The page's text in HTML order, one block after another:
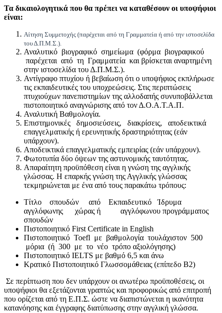
Τα δικαιολογητικά που θα πρέπει να καταθέσουν οι υποψήφιοι
είναι:
Αίτηση Συμμετοχής (παρέχεται από τη Γραμματεία ή από την ιστοσελίδα
του Δ.Π.Μ.Σ.).
Αναλυτικό βιογραφικό σημείωμα (φόρμα βιογραφικού
παρέχεται από τη Γραμματεία και βρίσκεται αναρτημένη
στην ιστοσελίδα του Δ.Π.Μ.Σ.).
Αντίγραφο πτυχίου ή βεβαίωση ότι ο υποψήφιος εκπλήρωσε
τις εκπαιδευτικές του υποχρεώσεις. Στις περιπτώσεις
πτυχιούχων πανεπιστημίων της αλλοδαπής συνυποβάλλεται
πιστοποιητικό αναγνώρισης από τον Δ.Ο.Α.Τ.Α.Π.
Αναλυτική Βαθμολογία.
Επιστημονικές δημοσιεύσεις, διακρίσεις, αποδεικτικά
επαγγελματικής ή ερευνητικής δραστηριότητας (εάν
υπάρχουν).
Αποδεικτικά επαγγελματικής εμπειρίας (εάν υπάρχουν).
Φωτοτυπία δύο όψεων της αστυνομικής ταυτότητας.
Απαραίτητη προϋπόθεση είναι η γνώση της αγγλικής
γλώσσας. H επαρκής γνώση της Αγγλικής γλώσσας
τεκμηριώνεται με ένα από τους παρακάτω τρόπους:
Τίτλο σπουδών από Εκπαιδευτικό Ίδρυμα
αγγλόφωνης χώρας ή αγγλόφωνου προγράμματος
σπουδών
Πιστοποιητικό First Certificate in English
Πιστοποιητικό Toefl με βαθμολογία τουλάχιστον 500
μόρια (ή 300 με το νέο τρόπο αξιολόγησης)
Πιστοποιητικό IELTS με βαθμό 6,5 και άνω
Κρατικό Πιστοποιητικό Γλωσσομάθειας (επίπεδο Β2)
Σε περίπτωση που δεν υπάρχουν οι ανωτέρω προϋποθέσεις, οι
υποψήφιοι θα εξετάζονται γραπτώς και προφορικώς από επιτροπή
που ορίζεται από τη Ε.Π.Σ. ώστε να διαπιστώνεται η ικανότητα
κατανόησης και έγγραφης διατύπωσης στην αγγλική γλώσσα.